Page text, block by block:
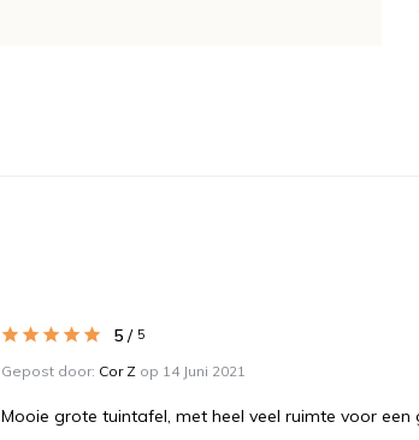
5 / 5
Gepost door: Cor Z op 14 Juni 2021
Mooie grote tuintafel, met heel veel ruimte voor een